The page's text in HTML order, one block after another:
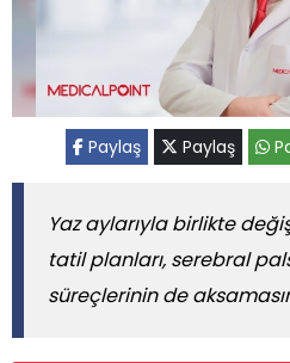
Paylaş Paylaş
Yaz aylarıyla birlikte
tatil planları, serebral
süreçlerinin de